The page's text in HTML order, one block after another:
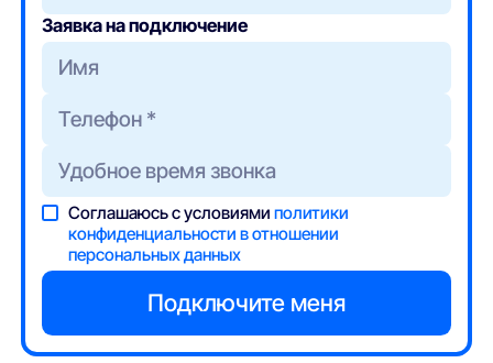
Заявка на подключение
Соглашаюсь с условиямиполитики
конфиденциальности в отношении
персональных данных